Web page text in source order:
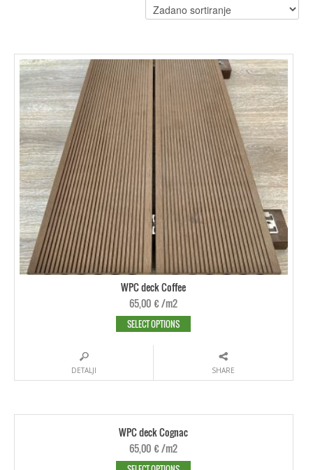
WPC deck Coffee
65,00 €/m2
SELECT OPTIONS
DETALJI SHARE
WPC deck Cognac
65,00 €/m2